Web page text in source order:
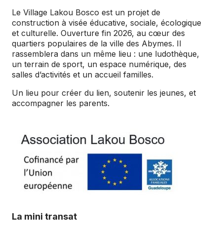
Le Village Lakou Bosco est un projet de
construction à visée éducative, sociale, écologique
et culturelle. Ouverture fin 2026, au cœur des
quartiers populaires de la ville des Abymes. Il
rassemblera dans un même lieu : une ludothèque,
un terrain de sport, un espace numérique, des
salles d’activités et un accueil familles.
Un lieu pour créer du lien, soutenir les jeunes, et
accompagner les parents.
La mini transat